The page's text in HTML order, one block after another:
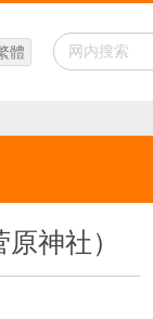
體
神社）